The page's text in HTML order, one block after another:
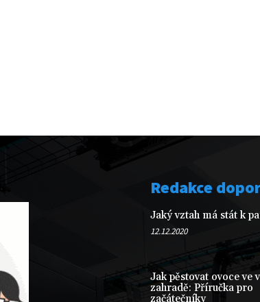
Redakce
Jaký vztah má stát k
12.12.2020
Jak pěstovat ovoce ve
zahradě: Příručka pro
začátečníky